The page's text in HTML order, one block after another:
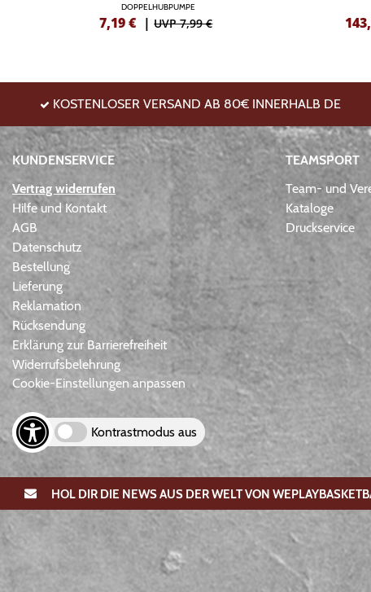
DOPPELHUBPUMPE
7,19€ |UVP 7,99 €
KOSTENLOSER VERSAND AB 80€ INNERHALB DE
KUNDENSERVICE
Vertrag widerrufen
Hilfe und Kontakt
AGB
Datenschutz
Bestellung
Lieferung
Reklamation
Rücksendung
Erklärung zur Barrierefreiheit
Widerrufsbelehrung
Cookie-Einstellungen anpassen
Kontrastmodus aus
TEAMSPORT
Team- und
Kataloge
Druckservice
HOL DIR DIE NEWS AUS DER WELT VON